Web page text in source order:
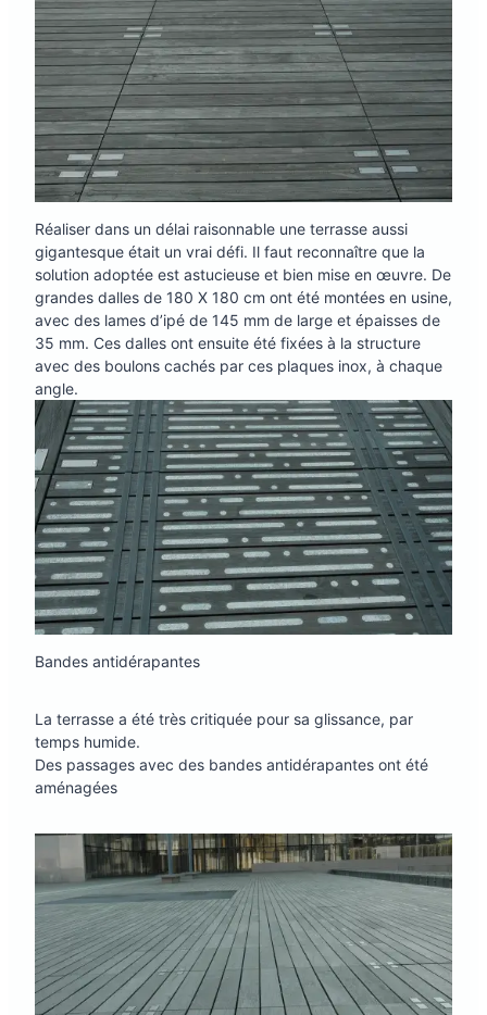
Réaliser dans un délai raisonnable une terrasse aussi
gigantesque était un vrai défi. Il faut reconnaître que la
solution adoptée est astucieuse et bien mise en œuvre. De
grandes dalles de 180 X 180 cm ont été montées en usine,
avec des lames d’ipé de 145 mm de large et épaisses de
35 mm. Ces dalles ont ensuite été fixées à la structure
avec des boulons cachés par ces plaques inox, à chaque
angle.
Bandes antidérapantes
La terrasse a été très critiquée pour sa glissance, par
temps humide.
Des passages avec des bandes antidérapantes ont été
aménagées